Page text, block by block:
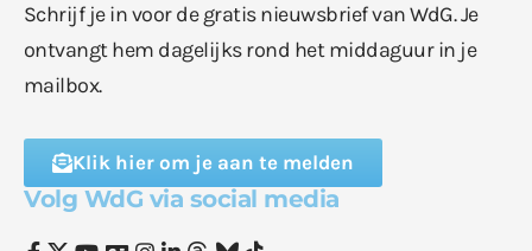
Schrijf je in voor de gratis nieuwsbrief van WdG. Je
ontvangt hem dagelijks rond het middaguur in je
mailbox.
Klik hier om je aan te melden
Volg WdG via social media